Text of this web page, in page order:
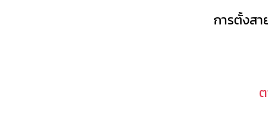
การตั้งส